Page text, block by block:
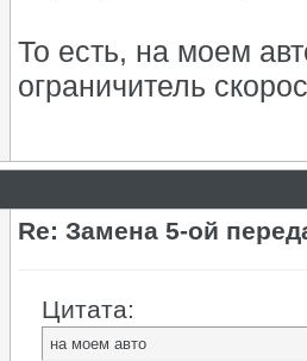
То есть, на моем
ограничитель
Re: Замена 5-ой
Цитата:
на моем авто